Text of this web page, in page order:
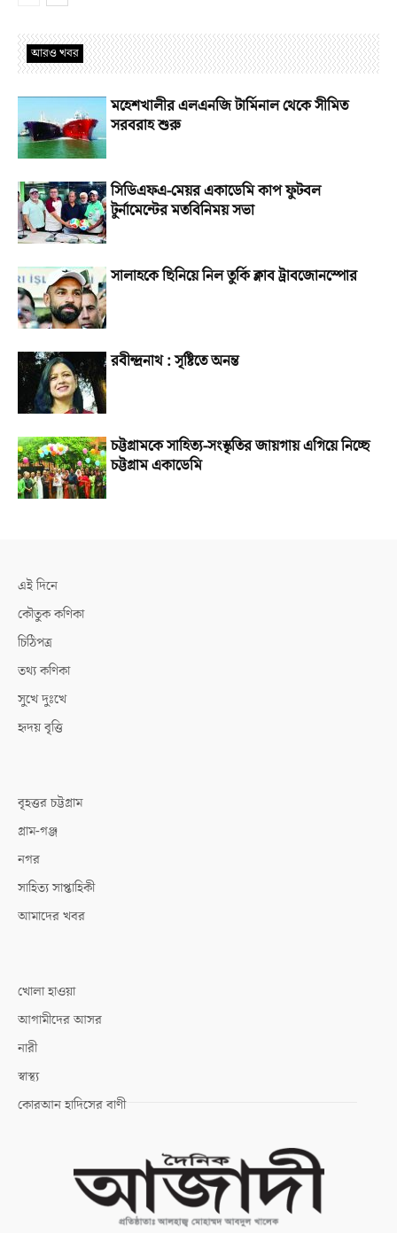
আরও খবর
মহেশখালীর এলএনজি টার্মিনাল থেকে সীমিত
সরবরাহ শুরু
সিডিএফএ-মেয়র একাডেমি কাপ ফুটবল
টুর্নামেন্টের মতবিনিময় সভা
সালাহকে ছিনিয়ে নিল তুর্কি ক্লাব ট্রাবজোনস্পোর
রবীন্দ্রনাথ : সৃষ্টিতে অনন্ত
চট্টগ্রামকে সাহিত্য-সংস্কৃতির জায়গায় এগিয়ে নিচ্ছে
চট্টগ্রাম একাডেমি
এই দিনে
কৌতুক কণিকা
চিঠিপত্র
তথ্য কণিকা
সুখে দুঃখে
হৃদয় বৃত্তি
বৃহত্তর চট্টগ্রাম
গ্রাম-গঞ্জ
নগর
সাহিত্য সাপ্তাহিকী
আমাদের খবর
খোলা হাওয়া
আগামীদের আসর
নারী
স্বাস্থ্য
কোরআন হাদিসের বাণী